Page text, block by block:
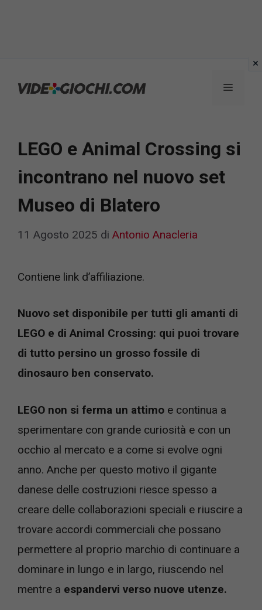
Menu
LEGO e Animal Crossing si
incontrano nel nuovo set
Museo di Blatero
11 Agosto 2025 di Antonio Anacleria
Contiene link d’affiliazione.
Nuovo set disponibile per tutti gli amanti di
LEGO e di Animal Crossing: qui puoi trovare
di tutto persino un grosso fossile di
dinosauro ben conservato.
LEGO non si ferma un attimo e continua a
sperimentare con grande curiosità e con un
occhio al mercato e a come si evolve ogni
anno. Anche per questo motivo il gigante
danese delle costruzioni riesce spesso a
creare delle collaborazioni speciali e riuscire a
trovare accordi commerciali che possano
permettere al proprio marchio di continuare a
dominare in lungo e in largo, riuscendo nel
mentre a espandervi verso nuove utenze.